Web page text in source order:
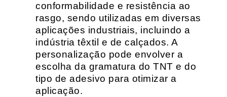
conformabilidade e resistência ao
rasgo, sendo utilizadas em diversas
aplicações industriais, incluindo a
indústria têxtil e de calçados. A
personalização pode envolver a
escolha da gramatura do TNT e do
tipo de adesivo para otimizar a
aplicação.